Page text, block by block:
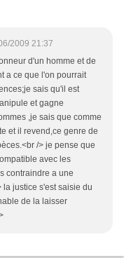
2009 21:37
d'un homme et de
a ce que l'on pourrait
sais qu'il est
et gagne
,je sais que comme
et il revend,ce genre de
/> je pense que
avec les
contraindre a une
justice s'est saisie du
de la laisser